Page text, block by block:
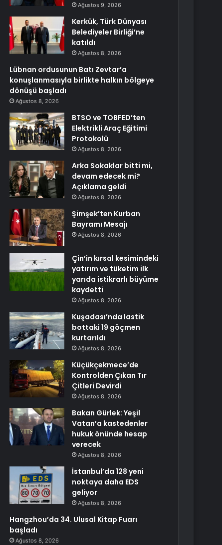
Ağustos 9, 2026
Kerkük, Türk Dünyası
Belediyeler Birliği’ne
katıldı
Ağustos 8, 2026
Lübnan ordusunun Batı Zevtar’a
konuşlanmasıyla birlikte halkın bölgeye
dönüşü başladı
Ağustos 8, 2026
BTSO ve TOBFED’ten
Elektrikli Araç Eğitimi
Protokolü
Ağustos 8, 2026
Arka Sokaklar bitti mi,
devam edecek mi?
Açıklama geldi
Ağustos 8, 2026
Şimşek’ten Kurban
Bayramı Mesajı
Ağustos 8, 2026
Çin’in kırsal kesimindeki
yatırım ve tüketim ilk
yarıda istikrarlı büyüme
kaydetti
Ağustos 8, 2026
Kuşadası’nda lastik
bottaki 19 göçmen
kurtarıldı
Ağustos 8, 2026
Küçükçekmece’de
Kontrolden Çıkan Tır
Çitleri Devirdi
Ağustos 8, 2026
Bakan Gürlek: Yeşil
Vatan’a kastedenler
hukuk önünde hesap
verecek
Ağustos 8, 2026
İstanbul’da 128 yeni
noktaya daha EDS
geliyor
Ağustos 8, 2026
Hangzhou’da 34. Ulusal Kitap Fuarı
başladı
Ağustos 8, 2026